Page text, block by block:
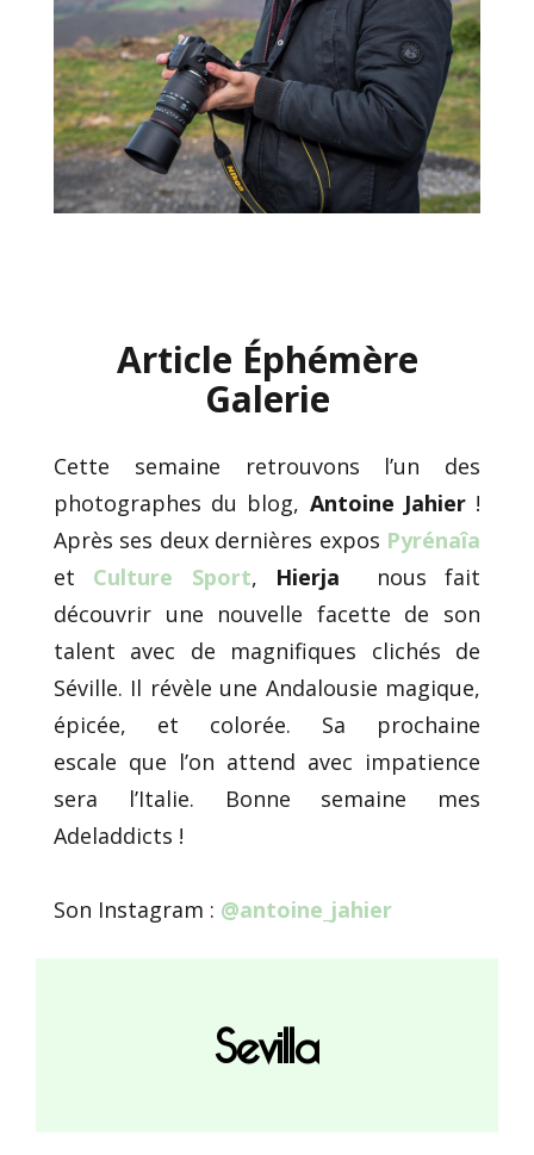
Article Éphémère
Galerie
Cette semaine retrouvons l’un des
photographes du blog, Antoine Jahier!
Après ses deux dernières expos Pyrénaîa
et Culture Sport, Hierja nous fait
découvrir une nouvelle facette de son
talent avec de magnifiques clichés de
Séville. Il révèle une Andalousie magique,
épicée, et colorée. Sa prochaine
escale que l’on attend avec impatience
sera l’Italie. Bonne semaine mes
Adeladdicts !
Son Instagram : @antoine_jahier
Sevilla